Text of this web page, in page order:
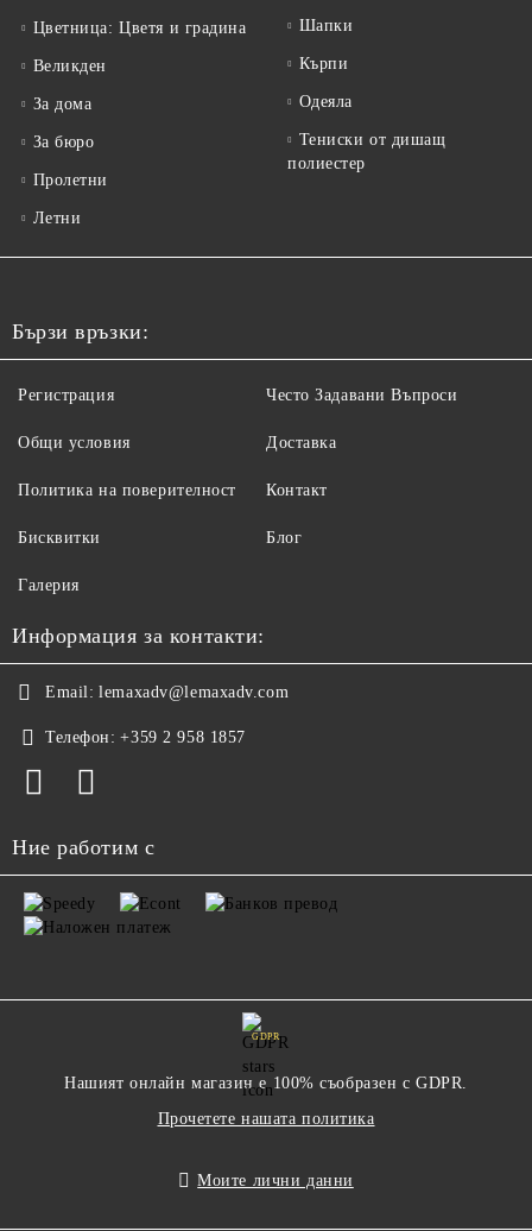
Цветница: Цветя и градина
Великден
За дома
За бюро
Пролетни
Летни
Шапки
Кърпи
Одеяла
Тениски от дишащ
полиестер
Бързи връзки:
Регистрация
Общи условия
Политика на поверителност
Бисквитки
Често Задавани Въпроси
Доставка
Контакт
Блог
Галерия
Информация за контакти:
Email: lemaxadv@lemaxadv.com
Телефон: +359 2 958 1857
Ние работим с
GDPR
Нашият онлайн магазин е 100% съобразен с GDPR.
Прочетете нашата политика
Моите лични данни